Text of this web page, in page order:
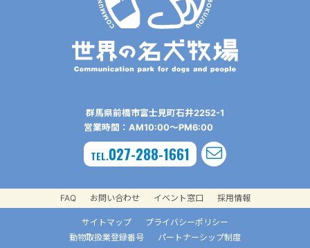
群⾺県前橋市富⼠⾒町⽯井2252-1
営業時間：AM10:00〜PM6:00
TEL.027-288-1661
FAQ お問い合わせ イベント窓口 採用情報
サイトマップ
プライバシーポリシー
動物取扱業登録番号
パートナーシップ制度